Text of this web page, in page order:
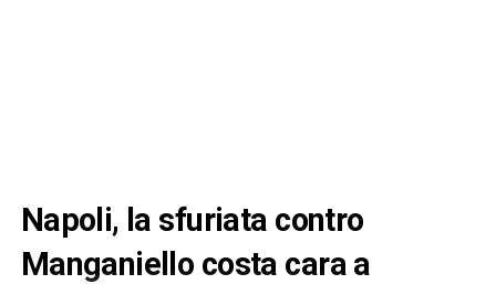
Napoli, la sfuriata contro
Manganiello costa cara a